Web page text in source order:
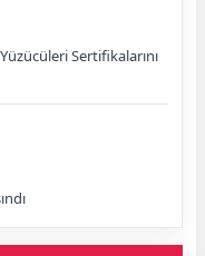
Sertifikalarını